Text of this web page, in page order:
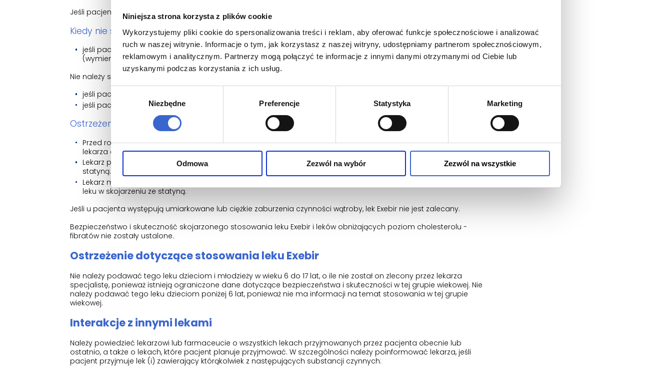
Niniejsza strona korzysta z plików cookie
Wykorzystujemy pliki cookie do spersonalizowania treści i reklam, aby oferować funkcje społecznościowe i analizować
ruch w naszej witrynie. Informacje o tym, jak korzystasz z naszej witryny, udostępniamy partnerom społecznościowym,
reklamowym i analitycznym. Partnerzy mogą połączyć te informacje z innymi danymi otrzymanymi od Ciebie lub
uzyskanymi podczas korzystania z ich usług.
Wybór
zgody
Niezbędne Preferencje Statystyka Marketing
Odmowa Zezwól na wybór Zezwól na wszystkie
Jeśli pacjent stosuje lek Exebir razem ze statyną, należy zapoznać się z treścią ulotki dla tego konkretnego leku.
Kiedy nie stosować leku Exebir?
jeśli pacjent ma uczulenie (nadwrażliwość) na ezetymib lub którykolwiek z pozostałych składników tego leku
(wymienione w punkcie 6.)
Nie należy stosować leku Exebir ze statyną:
jeśli pacjent obecnie cierpi na chorobę wątroby,
jeśli pacjentka jest w ciąży lub karmi piersią.
Ostrzeżenia i środki ostrożności
Przed rozpoczęciem stosowania leku Exebir należy zwrócić się do lekarza lub farmaceuty. Należy poinformować
lekarza o wszystkich schorzeniach, w tym o alergiach.
Lekarz powinien zlecić wykonanie badania krwi przed rozpoczęciem stosowania tego leku w skojarzeniu ze
statyną. Ma to na celu sprawdzenie czynności wątroby.
Lekarz może także zlecić badania krwi w celu sprawdzenia czynności wątroby po rozpoczęciu przyjmowania tego
leku w skojarzeniu ze statyną.
Jeśli u pacjenta występują umiarkowane lub ciężkie zaburzenia czynności wątroby, lek Exebir nie jest zalecany.
Bezpieczeństwo i skuteczność skojarzonego stosowania leku Exebir i leków obniżających poziom cholesterolu -
fibratów nie zostały ustalone.
Ostrzeżenie dotyczące stosowania leku Exebir
Nie należy podawać tego leku dzieciom i młodzieży w wieku 6 do 17 lat, o ile nie został on zlecony przez lekarza
specjalistę, ponieważ istnieją ograniczone dane dotyczące bezpieczeństwa i skuteczności w tej grupie wiekowej. Nie
należy podawać tego leku dzieciom poniżej 6 lat, ponieważ nie ma informacji na temat stosowania w tej grupie
wiekowej.
Interakcje z innymi lekami
Należy powiedzieć lekarzowi lub farmaceucie o wszystkich lekach przyjmowanych przez pacjenta obecnie lub
ostatnio, a także o lekach, które pacjent planuje przyjmować. W szczególności należy poinformować lekarza, jeśli
pacjent przyjmuje lek (i) zawierający którąkolwiek z następujących substancji czynnych: